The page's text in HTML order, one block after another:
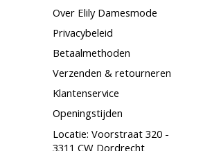
Over Elily Damesmode
Privacybeleid
Betaalmethoden
Verzenden & retourneren
Klantenservice
Openingstijden
Locatie: Voorstraat 320 -
3311 CW Dordrecht